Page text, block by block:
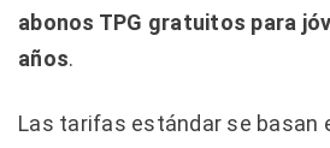
abonos TPG gratuitos para
años.
Las tarifas estándar se basan